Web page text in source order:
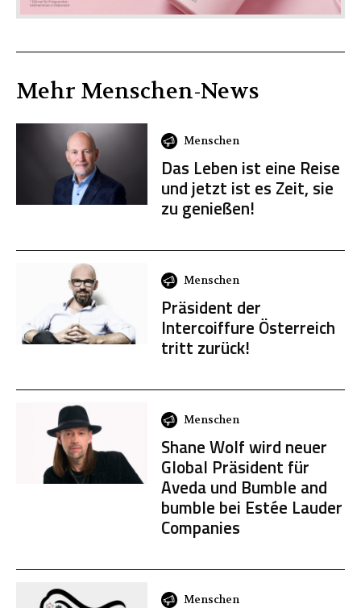
Mehr Menschen-News
Menschen
Das Leben ist eine Reise
und jetzt ist es Zeit, sie
zu genießen!
Menschen
Präsident der
Intercoiffure Österreich
tritt zurück!
Menschen
Shane Wolf wird neuer
Global Präsident für
Aveda und Bumble and
bumble bei Estée Lauder
Companies
Menschen